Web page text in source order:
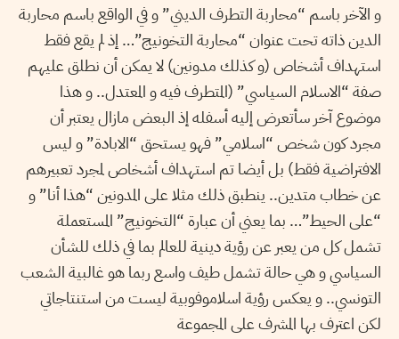
و الآخر باسم “محاربة التطرف الديني” و في الواقع باسم محاربة
الدين ذاته تحت عنوان “محاربة التخونيج”… إذ لم يقع فقط
استهداف أشخاص (و كذلك مدونين) لا يمكن أن نطلق عليهم
صفة “الاسلام السياسي” (المتطرف فيه و المعتدل.. و هذا
موضوع آخر سأتعرض إليه أسفله إذ البعض مازال يعتبر أن
مجرد كون شخص “اسلامي” فهو يستحق “الابادة” و ليس
الافتراضية فقط) بل أيضا تم استهداف أشخاص لمجرد تعبيرهم
عن خطاب متدين.. ينطبق ذلك مثلا على المدونين “هذا أنا” و
“على الحيط”… بما يعني أن عبارة “التخونيج” المستعملة
تشمل كل من يعبر عن رؤية دينية للعالم بما في ذلك للشأن
السياسي و هي حالة تشمل طيف واسع ربما هو غالبية الشعب
التونسي.. و يعكس رؤية اسلاموفوبية ليست من استنتاجاتي
لكن اعترف بها المشرف على المجموعة